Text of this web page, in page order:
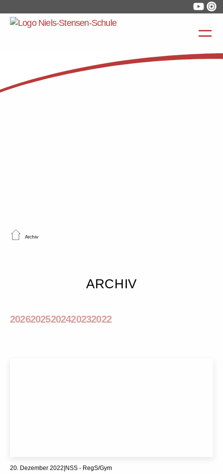
Archiv
ARCHIV
20262025202420232022
20. Dezember 2022 NSS - RegS/Gym